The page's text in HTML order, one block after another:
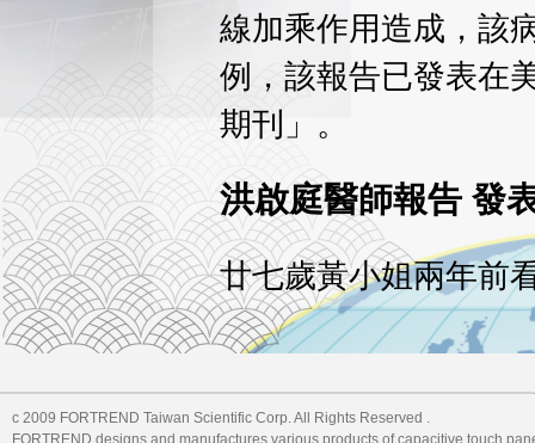
線加乘作用造成，該
例，該報告已發表在
期刊」。
洪啟庭醫師報告 發
廿七歲黃小姐兩年前
扭曲及眩光，今年二
視約五百度，右眼視
c 2009 FORTREND Taiwan Scientific Corp. All Rights Reserved .
FORTREND designs and manufactures various products of capacitive touch